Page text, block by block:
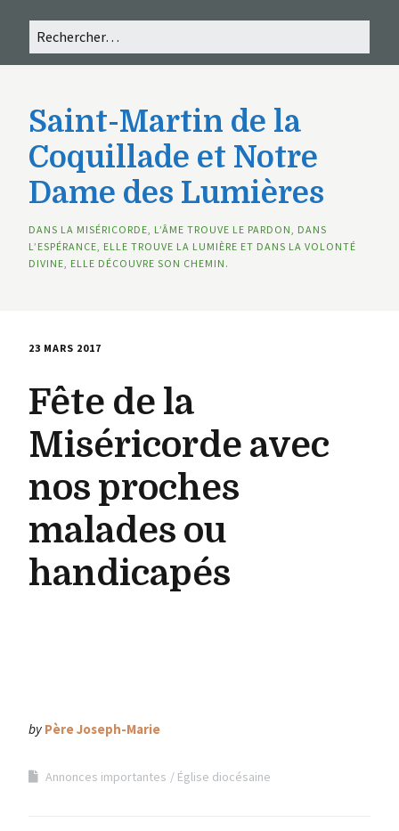
Saint-Martin de la
Coquillade et Notre
Dame des Lumières
DANS LA MISÉRICORDE, L’ÂME TROUVE LE PARDON, DANS
L’ESPÉRANCE, ELLE TROUVE LA LUMIÈRE ET DANS LA VOLONTÉ
DIVINE, ELLE DÉCOUVRE SON CHEMIN.
23 MARS 2017
Fête de la
Miséricorde avec
nos proches
malades ou
handicapés
by Père Joseph-Marie
Annonces importantes Église diocésaine